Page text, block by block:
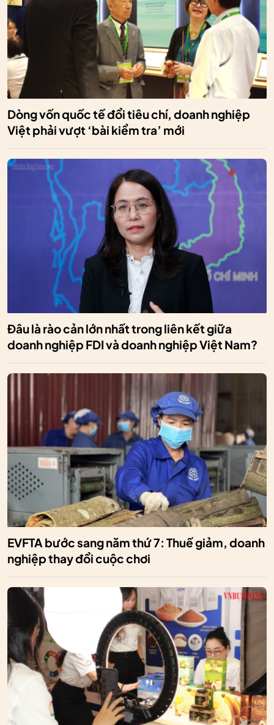
Dòng vốn quốc tế đổi tiêu chí, doanh nghiệp
Việt phải vượt ‘bài kiểm tra’ mới
Đâu là rào cản lớn nhất trong liên kết giữa
doanh nghiệp FDI và doanh nghiệp Việt Nam?
EVFTA bước sang năm thứ 7: Thuế giảm, doanh
nghiệp thay đổi cuộc chơi